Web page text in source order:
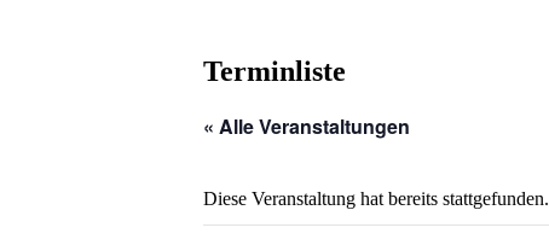
Terminliste
« Alle Veranstaltungen
Diese Veranstaltung hat bereits stattgefunden.